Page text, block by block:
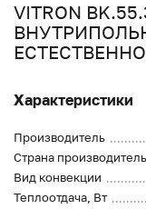
VITRON
Характеристики
Производитель
Страна производитель
Вид конвекции
Теплоотдача, Вт